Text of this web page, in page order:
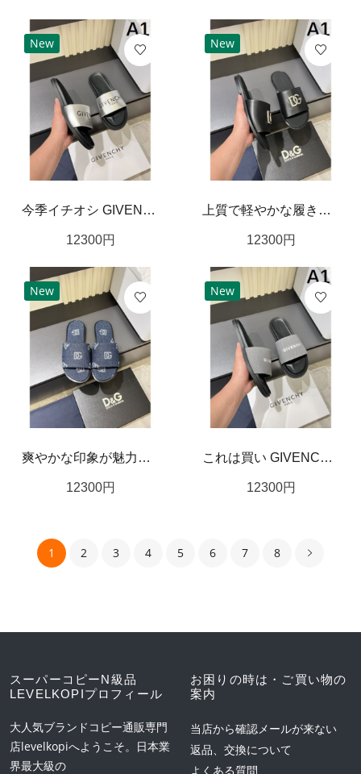
New
今季イチオシ GIVENCHY ジバンシィ コピー メンズ用 サンダル 季節感たっぷり
12300円
New
上質で軽やかな履き心地 DOLCE＆GABBANA ドルチェ＆ガッバーナ コピー サンダル
12300円
New
爽やかな印象が魅力のドルチェ＆ガッバーナ コピー サンダル DOLCE＆GABBANA
12300円
New
これは買い GIVENCHY ジバンシィ コピー メンズ用 サンダル お洒落さん必携
12300円
1 2 3 4 5 6 7 8
スーパーコピーN級品
LEVELKOPIプロフィール
大人気ブランドコピー通販専門
店levelkopiへようこそ。日本業
界最大級の
お困りの時は・ご買い物の
案内
当店から確認メールが来ない
返品、交換について
よくある質問